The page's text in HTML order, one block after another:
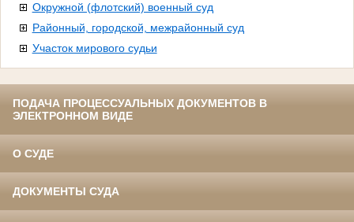
Окружной (флотский) военный суд
Районный, городской, межрайонный суд
Участок мирового судьи
ПОДАЧА ПРОЦЕССУАЛЬНЫХ ДОКУМЕНТОВ В
ЭЛЕКТРОННОМ ВИДЕ
О СУДЕ
ДОКУМЕНТЫ СУДА